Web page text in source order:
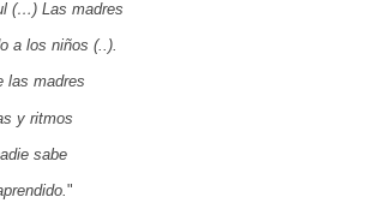
(…) Las madres
a los niños (..).
las madres
y ritmos
sabe
"